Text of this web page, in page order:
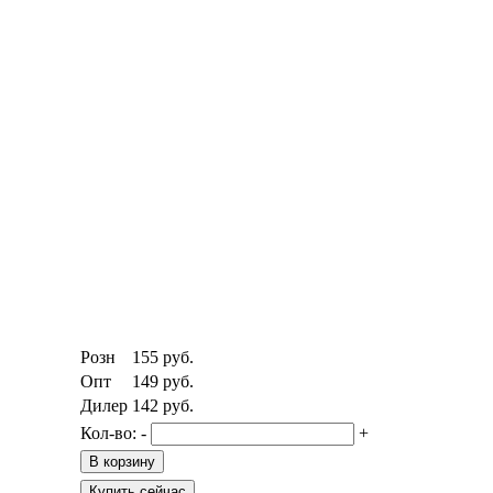
Розн 155 руб.
Опт
149 руб.
Дилер 142 руб.
Кол-во: - +